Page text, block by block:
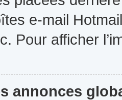
e-mail
Pour afficher
annonces